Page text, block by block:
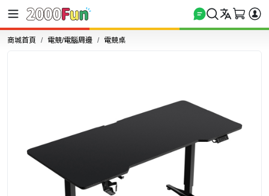
商城首頁 電競/電腦周邊 電競桌